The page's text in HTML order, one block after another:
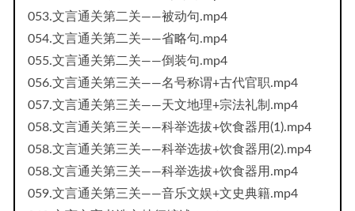
053.文言通关第二关——被动句.mp4
054.文言通关第二关——省略句.mp4
055.文言通关第二关——倒装句.mp4
056.文言通关第三关——名号称谓+古代官职.mp4
057.文言通关第三关——天文地理+宗法礼制.mp4
058.文言通关第三关——科举选拔+饮食器用(1).mp4
058.文言通关第三关——科举选拔+饮食器用(2).mp4
058.文言通关第三关——科举选拔+饮食器用.mp4
059.文言通关第三关——音乐文娱+文史典籍.mp4